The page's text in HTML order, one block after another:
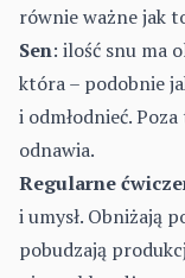
równie ważne jak
Sen: ilość snu ma
która – podobnie
i odmłodnieć.
odnawia.
Regularne
i umysł. Obniżają
pobudzają